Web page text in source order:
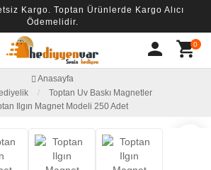
Kargo. Toptan Ürünlerde Kargo Alıcı
Ödemelidir.
person shopping_cart0
Anasayfa
Toptan Uv Baskı Magnetler
Ilgın Magnet Modeli 250 Adet